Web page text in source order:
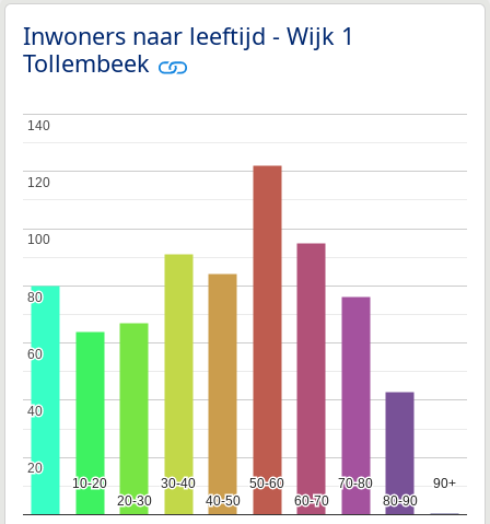
Inwoners naar leeftijd - Wijk 1
Tollembeek
10-20
10-20
20-30
20-30
30-40
30-40
40-50
40-50
50-60
50-60
60-70
60-70
70-80
70-80
80-90
80-90
90+
90+
20
20
40
40
60
60
80
80
100
100
120
120
140
140